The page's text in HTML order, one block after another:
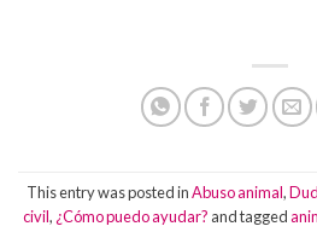
This entry was posted inAbuso animal,
civil, ¿Cómo puedo ayudar? and tagged